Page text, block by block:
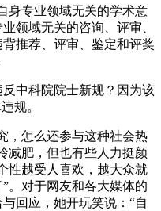
身专业领域无关的学术意
领域无关的咨询、评审、
推荐、评审、鉴定和评奖
中科院院士新规？因为该
规。
，怎么还参与这种社会热
减肥，但也有些人力挺颜
性越受人喜欢，越大众就
。对于网友和各大媒体的
回应，她开玩笑说：“自